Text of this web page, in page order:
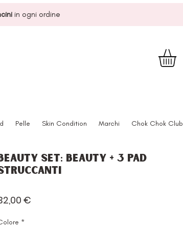
in ogni ordine
Pelle Skin Condition Marchi Chok Chok Club
Set: beauty + 3 pad
€
*